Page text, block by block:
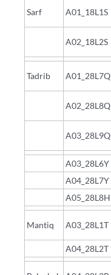
Sarf A01_18L1S
A02_18L2S
Tadrib A01_28L7Q
A02_28L8Q
A03_28L9Q
A03_28L6Y
A04_28L7Y
A05_28L8H
Mantiq A03_28L1T
A04_28L2T